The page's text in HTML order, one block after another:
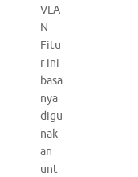
VLA
N.
Fitu
r ini
basa
nya
digu
nak
an
unt